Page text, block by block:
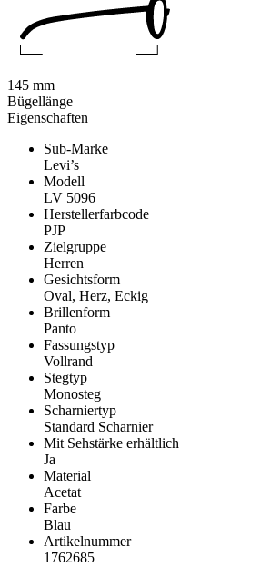
Eigenschaften
Sub-Marke
Levi’s
Modell
LV 5096
Herstellerfarbcode
PJP
Zielgruppe
Herren
Gesichtsform
Oval, Herz, Eckig
Brillenform
Panto
Fassungstyp
Vollrand
Stegtyp
Monosteg
Scharniertyp
Standard Scharnier
Mit Sehstärke erhältlich
Ja
Material
Acetat
Farbe
Blau
Artikelnummer
1762685
145 mm
Bügellänge